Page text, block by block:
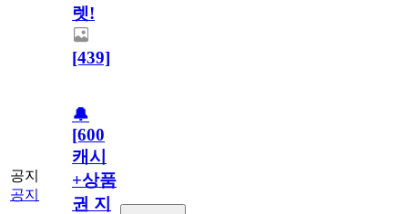
렛!
[439]
공지
공지
🔔
[600
캐시
+상품
권 지